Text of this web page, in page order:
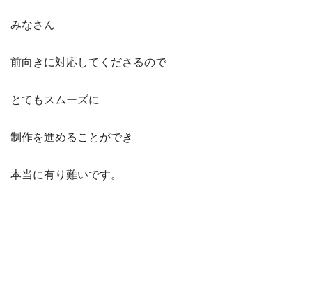
みなさん
前向きに対応してくださるので
とてもスムーズに
制作を進めることができ
本当に有り難いです。